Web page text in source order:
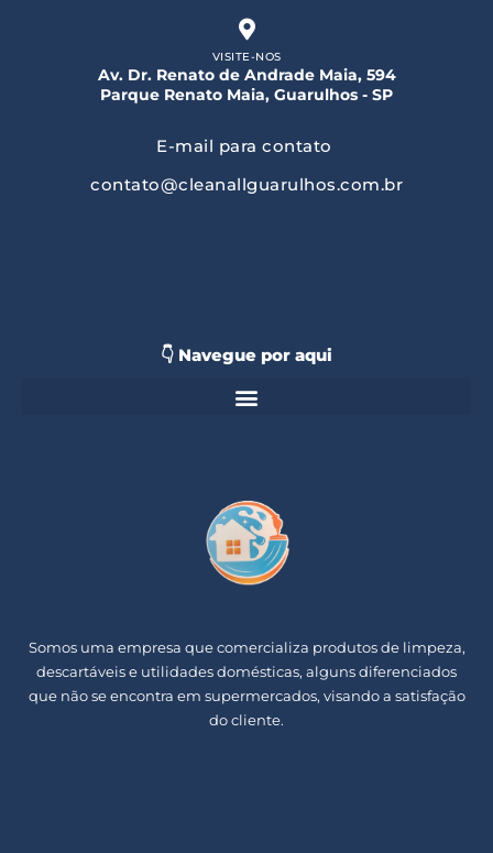
Somos uma empresa que comercializa produtos de limpeza,
descartáveis e utilidades domésticas, alguns diferenciados
que não se encontra em supermercados, visando a satisfação
do cliente.
👇 Navegue por aqui
VISITE-NOS
Av. Dr. Renato de Andrade Maia, 594
Parque Renato Maia, Guarulhos - SP
E-mail para contato
contato@cleanallguarulhos.com.br